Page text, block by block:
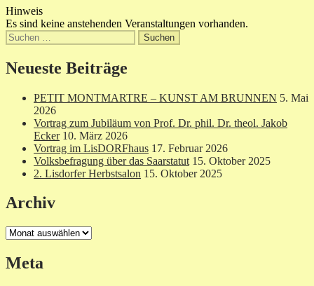
Hinweis
Es sind keine anstehenden Veranstaltungen vorhanden.
Suchen
nach:
Neueste Beiträge
PETIT MONTMARTRE – KUNST AM BRUNNEN 5. Mai
2026
Vortrag zum Jubiläum von Prof. Dr. phil. Dr. theol. Jakob
Ecker 10. März 2026
Vortrag im LisDORFhaus 17. Februar 2026
Volksbefragung über das Saarstatut 15. Oktober 2025
2. Lisdorfer Herbstsalon 15. Oktober 2025
Archiv
Archiv
Meta